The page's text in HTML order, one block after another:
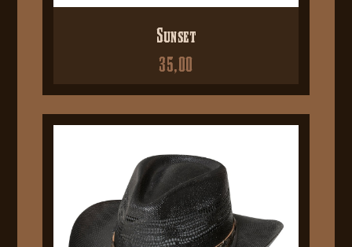
Sunset
35,00